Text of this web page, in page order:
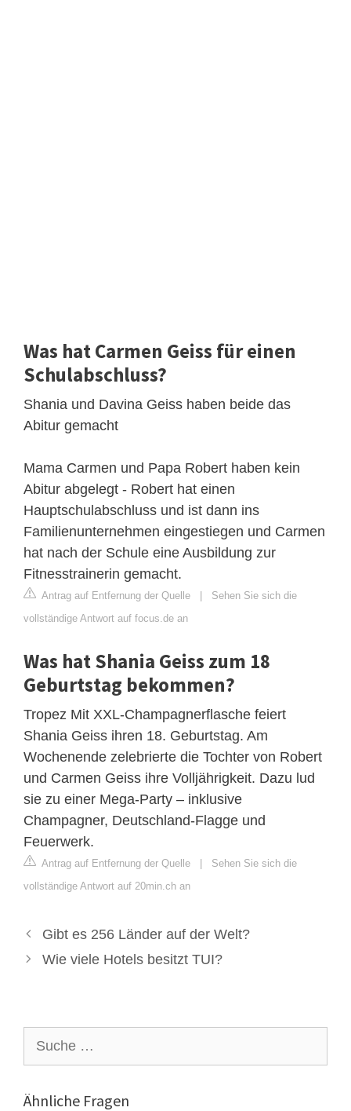
Was hat Carmen Geiss für einen
Schulabschluss?
Shania und Davina Geiss haben beide das
Abitur gemacht
Mama Carmen und Papa Robert haben kein
Abitur abgelegt - Robert hat einen
Hauptschulabschluss und ist dann ins
Familienunternehmen eingestiegen und Carmen
hat nach der Schule eine Ausbildung zur
Fitnesstrainerin gemacht.
Antrag auf Entfernung der Quelle | Sehen Sie sich die
vollständige Antwort auf focus.de an
Was hat Shania Geiss zum 18
Geburtstag bekommen?
Tropez Mit XXL-Champagnerflasche feiert
Shania Geiss ihren 18. Geburtstag. Am
Wochenende zelebrierte die Tochter von Robert
und Carmen Geiss ihre Volljährigkeit. Dazu lud
sie zu einer Mega-Party – inklusive
Champagner, Deutschland-Flagge und
Feuerwerk.
Antrag auf Entfernung der Quelle | Sehen Sie sich die
vollständige Antwort auf 20min.ch an
Gibt es 256 Länder auf der Welt?
Wie viele Hotels besitzt TUI?
nach:
Ähnliche Fragen